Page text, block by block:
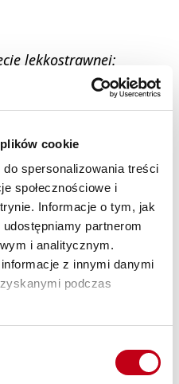
cookie
spersonalizowania treści
społecznościowe i
Informacje o tym, jak
partnerom
i analitycznym.
z innymi danymi
podczas
lekkostrawnej:
z brzoskwinią,
bez skórki z dodatkiem
podany z kaszą
(nadrugie śniadanieczy
przykład błyskawiczne
bananem i cynamonem,
z dozwolonych warzyw i
się z ofertą naszego
Proponujemy wiele diet